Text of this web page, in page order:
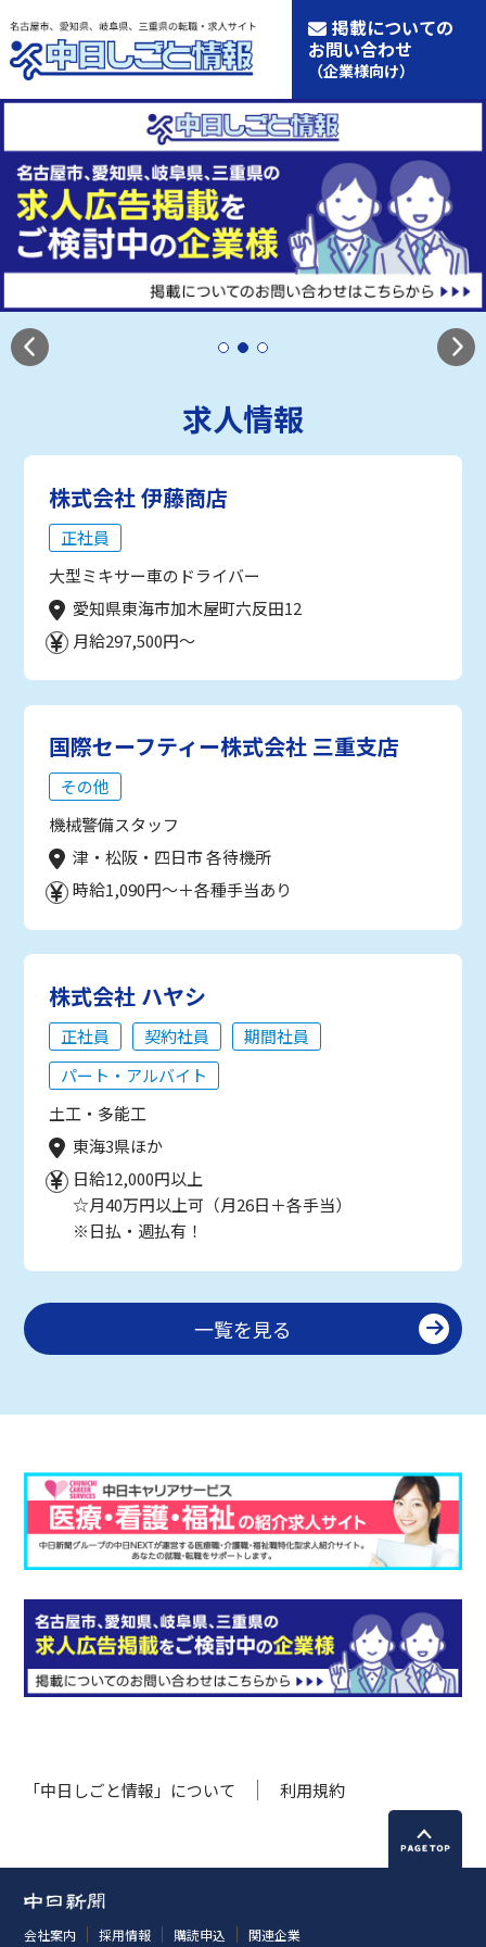
掲載についての
お問い合わせ
（企業様向け）
求人情報
株式会社 伊藤商店
正社員
大型ミキサー車のドライバー
愛知県東海市加木屋町六反田12
月給297,500円～
国際セーフティー株式会社 三重支店
その他
機械警備スタッフ
津・松阪・四日市 各待機所
時給1,090円～＋各種手当あり
株式会社 ハヤシ
正社員 契約社員
期間社員
パート・アルバイト
土工・多能工
東海3県ほか
日給12,000円以上
☆月40万円以上可（月26日＋各手当）
※日払・週払有！
一覧を見る
「中日しごと情報」について 利用規約
会社案内 採用情報 購読申込 関連企業